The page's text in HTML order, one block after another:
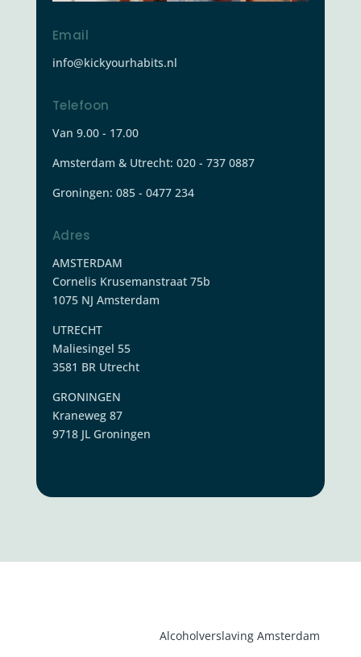
Email
info@kickyourhabits.nl
Telefoon
Van 9.00 - 17.00
Amsterdam & Utrecht: 020 - 737 0887
Groningen: 085 - 0477 234
Adres
AMSTERDAM
Cornelis Krusemanstraat 75b
1075 NJ Amsterdam
UTRECHT
Maliesingel 55
3581 BR Utrecht
GRONINGEN
Kraneweg 87
9718 JL Groningen
Alcoholverslaving Amsterdam